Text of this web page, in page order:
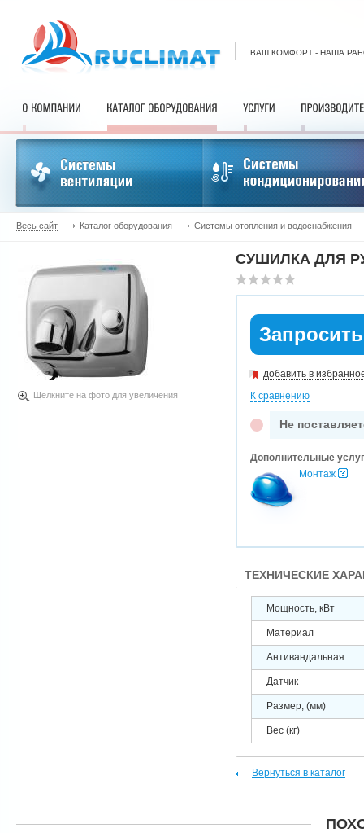
ВАШ КОМФОРТ - НАША
Весь сайт Каталог оборудования Системы отопления и водоснабжения
Щелкните на фото для увеличения
СУШИЛКА ДЛЯ
добавить в
К сравнению
Не
Дополнительные
Монтаж
ТЕХНИЧЕСКИЕ
Мощность, кВт
Материал
Антивандальная
Датчик
Размер, (мм)
Вес (кг)
Вернуться в каталог